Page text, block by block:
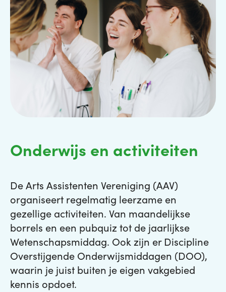
Onderwijs en activiteiten
De Arts Assistenten Vereniging (AAV)
organiseert regelmatig leerzame en
gezellige activiteiten. Van maandelijkse
borrels en een pubquiz tot de jaarlijkse
Wetenschapsmiddag. Ook zijn er Discipline
Overstijgende Onderwijsmiddagen (DOO),
waarin je juist buiten je eigen vakgebied
kennis opdoet.